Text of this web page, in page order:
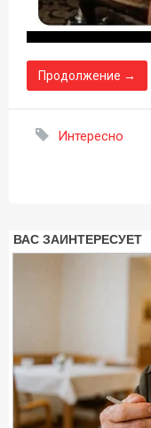
Продолжение →
Интересно